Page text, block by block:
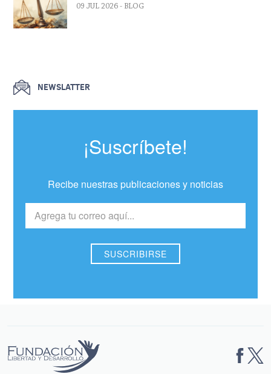
09 JUL 2026 - BLOG
NEWSLATTER
¡Suscríbete!
Recibe nuestras publicaciones y noticias